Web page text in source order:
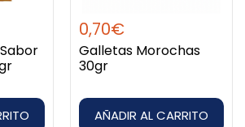
familiares que pasan de generación
complicaciones. Por eso
0,70€
Galletas Morochas
30gr
AÑADIR AL CARRITO